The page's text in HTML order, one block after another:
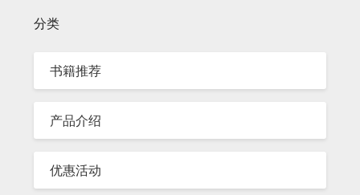
分类
书籍推荐
产品介绍
优惠活动